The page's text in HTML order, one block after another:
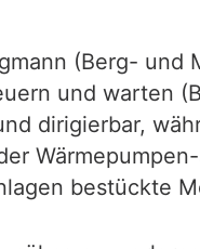
(Berg-
und warten
dirigierbar,
bestückte